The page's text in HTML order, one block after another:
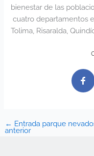
bienestar de las
cuatro departamentos
Tolima, Risaralda,
← Entrada parque
anterior